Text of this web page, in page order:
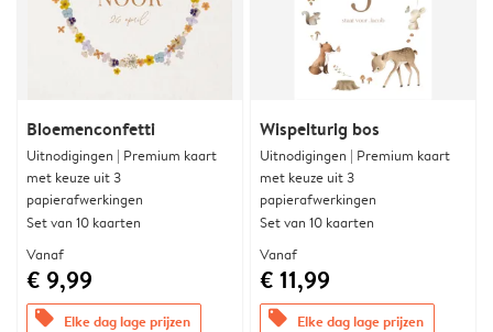
Bloemenconfetti
Uitnodigingen | Premium kaart
met keuze uit 3
papierafwerkingen
Set van 10 kaarten
Vanaf
€ 9,99
offers Elke dag lage prijzen
Wispelturig bos
Uitnodigingen | Premium kaart
met keuze uit 3
papierafwerkingen
Set van 10 kaarten
Vanaf
€ 11,99
offers Elke dag lage prijzen